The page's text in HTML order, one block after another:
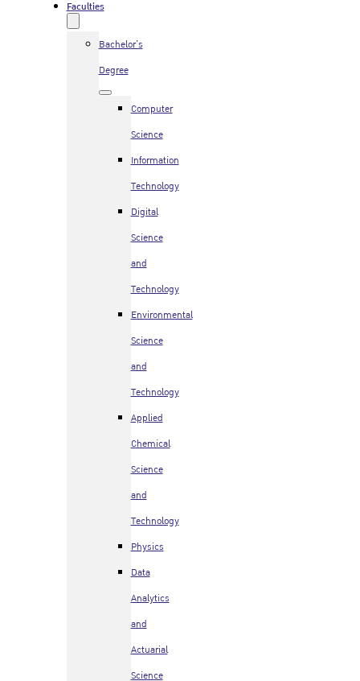
Faculties
Bachelor’s
Degree
Computer
Science
Information
Technology
Digital
Science
and
Technology
Environmental
Science
and
Technology
Applied
Chemical
Science
and
Technology
Physics
Data
Analytics
and
Actuarial
Science